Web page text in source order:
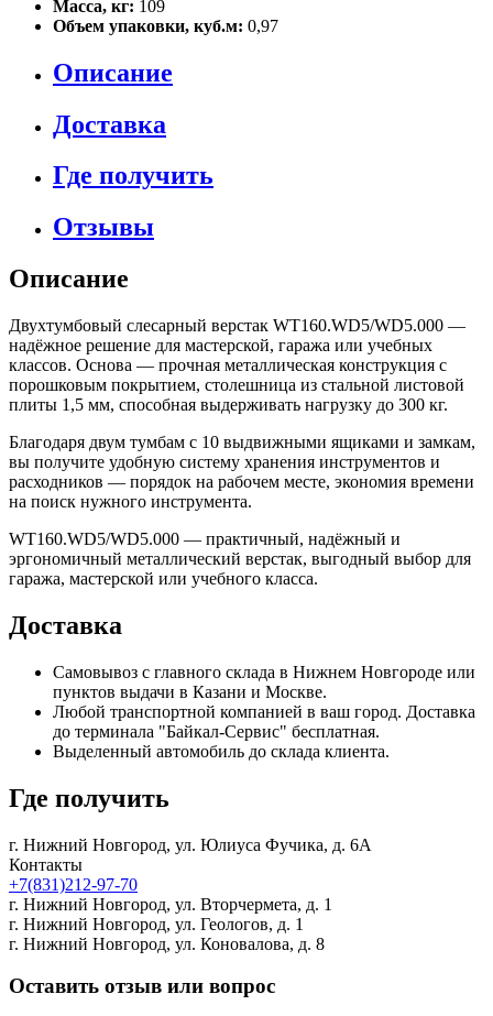
Масса, кг: 109
Объем упаковки, куб.м: 0,97
Описание
Доставка
Где получить
Отзывы
Описание
Двухтумбовый слесарный верстак WT160.WD5/WD5.000 —
надёжное решение для мастерской, гаража или учебных
классов. Основа — прочная металлическая конструкция с
порошковым покрытием, столешница из стальной листовой
плиты 1,5 мм, способная выдерживать нагрузку до 300 кг.
Благодаря двум тумбам с 10 выдвижными ящиками и замкам,
вы получите удобную систему хранения инструментов и
расходников — порядок на рабочем месте, экономия времени
на поиск нужного инструмента.
WT160.WD5/WD5.000 — практичный, надёжный и
эргономичный металлический верстак, выгодный выбор для
гаража, мастерской или учебного класса.
Доставка
Самовывоз с главного склада в Нижнем Новгороде или
пунктов выдачи в Казани и Москве.
Любой транспортной компанией в ваш город. Доставка
до терминала "Байкал-Сервис" бесплатная.
Выделенный автомобиль до склада клиента.
Где получить
г. Нижний Новгород, ул. Юлиуса Фучика, д. 6А
Контакты
+7(831)212-97-70
г. Нижний Новгород, ул. Вторчермета, д. 1
г. Нижний Новгород, ул. Геологов, д. 1
г. Нижний Новгород, ул. Коновалова, д. 8
Оставить отзыв или вопрос